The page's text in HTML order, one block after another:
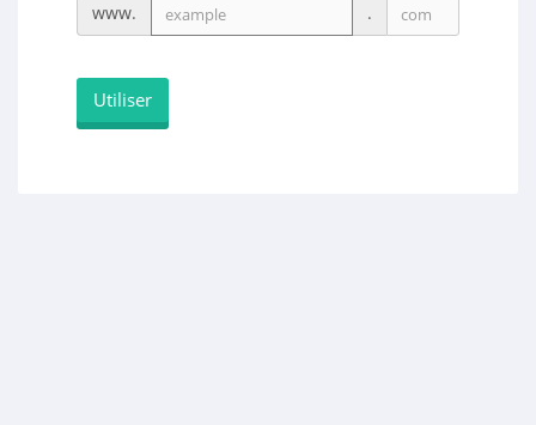
www. .
Utiliser